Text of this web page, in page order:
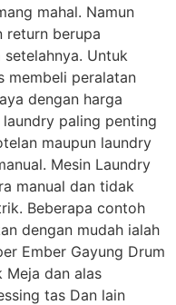
mahal. Namun
return berupa
Untuk
membeli peralatan
dengan harga
paling penting
maupun laundry
Mesin Laundry
manual dan tidak
Beberapa contoh
dengan mudah ialah
Ember Gayung Drum
Meja dan alas
tas Dan lain